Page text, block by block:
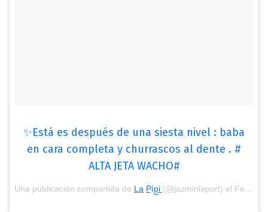
✨Está es después de una siesta nivel : baba
en cara completa y churrascos al dente . #
ALTA JETA WACHO#
Una publicación compartida de L̲a̲ P̲íp̲i̲ (@jazminlaport) el Feb 25, 2018 at 2:40 PST